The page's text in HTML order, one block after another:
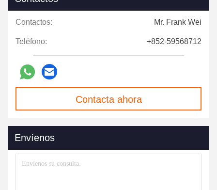
Contactos: Mr. Frank Wei
Teléfono: +852-59568712
Contacta ahora
Envíenos